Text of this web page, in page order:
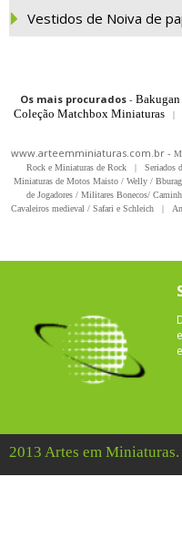
Vestidos de Noiva de
Os mais procurados-
Coleção Matchbox Miniaturas
|
www.arteemminiaturas.com.br -
Rock e Miniaturas de Rock
| Seriados
Miniaturas de Motos Maisto / Welly /
de Jogadores / Militares Bonecos/
Cavaleiros medieval / Safari e Schleich
|
2013 Artes em